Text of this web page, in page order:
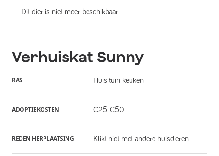
Dit dier is niet meer beschikbaar
Verhuiskat Sunny
RAS Huis tuin keuken
ADOPTIEKOSTEN €25-€50
REDEN HERPLAATSING Klikt niet met andere huisdieren